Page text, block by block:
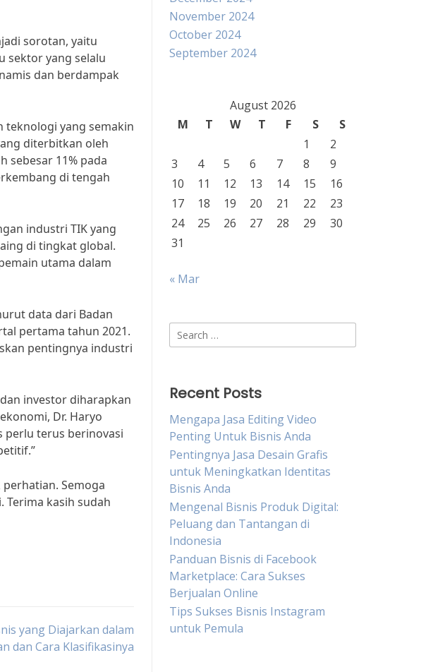
sorotan, yaitu
sektor yang selalu
dan berdampak
teknologi yang semakin
diterbitkan oleh
sebesar 11% pada
di tengah
industri TIK yang
di tingkat global.
utama dalam
data dari Badan
pertama tahun 2021.
pentingnya industri
investor diharapkan
Dr. Haryo
perlu terus berinovasi
Semoga
kasih sudah
yang Diajarkan dalam
dan Cara Klasifikasinya
November 2024
October 2024
September 2024
August 2026
M
T W T F S
S
1
2
3
4 5 6 7 8
9
10
11 12 13 14 15
16
17
18 19 20 21 22
23
24
25 26 27 28 29
30
31
« Mar
Search
for:
Recent Posts
Mengapa Jasa Editing Video
Penting Untuk Bisnis Anda
Pentingnya Jasa Desain Grafis
untuk Meningkatkan Identitas
Bisnis Anda
Mengenal Bisnis Produk Digital:
Peluang dan Tantangan di
Indonesia
Panduan Bisnis di Facebook
Marketplace: Cara Sukses
Berjualan Online
Tips Sukses Bisnis Instagram
untuk Pemula